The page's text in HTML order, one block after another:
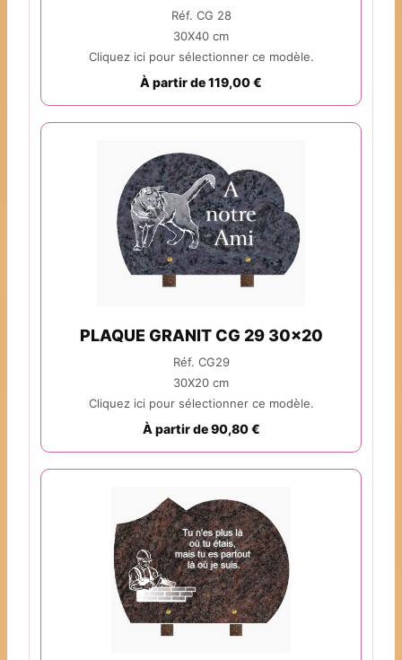
Réf. CG 28
30X40 cm
Cliquez ici pour sélectionner ce modèle.
À partir de 119,00 €
PLAQUE GRANIT CG 29 30x20
Réf. CG29
30X20 cm
Cliquez ici pour sélectionner ce modèle.
À partir de 90,80 €